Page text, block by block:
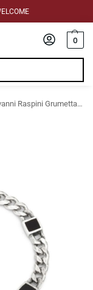
0
Raspini Grumetta Box bracelet